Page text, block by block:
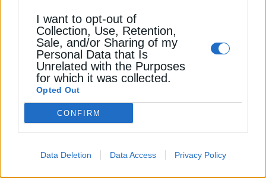
I want to opt-out of
Collection, Use, Retention,
Sale, and/or Sharing of my
Personal Data that Is
Unrelated with the Purposes
for which it was collected.
Opted Out
CONFIRM
Data Deletion Data Access Privacy Policy
ΕΠΙΧΕΙΡΗΣΕΙΣ
Μυτιληναίος: Η Ευρώπη χρειάζεται
επενδύσεις σε υποδομές και
βιομηχανία – όχι μόνο στόχους
Οι υποδομές αποτελούν τον θεμέλιο λίθο για τη
δημιουργία συνθηκών ανάπτυξης, τονίζει ο
επικεφαλής της Metlen, Ευάγγελος Μυτιληναίος
Newsroom 22 Ιουλίου 2026